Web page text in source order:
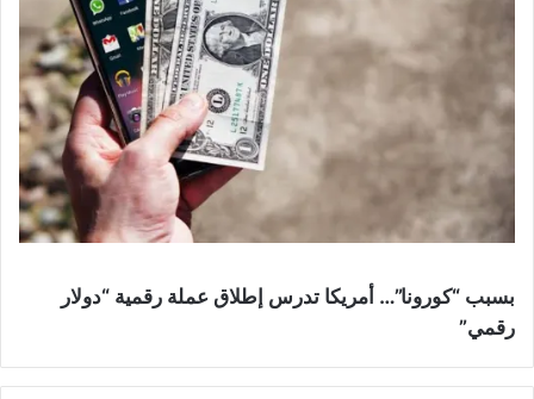
بسبب “كورونا”… أمريكا تدرس إطلاق عملة رقمية “دولار
رقمي”